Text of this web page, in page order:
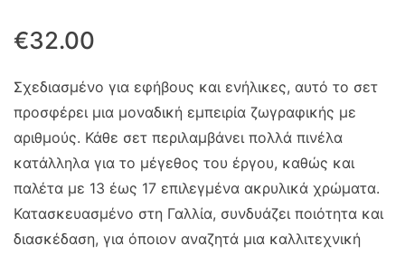
€32.00
Σχεδιασμένο για εφήβους και ενήλικες, αυτό το σετ
προσφέρει μια μοναδική εμπειρία ζωγραφικής με
αριθμούς. Κάθε σετ περιλαμβάνει πολλά πινέλα
κατάλληλα για το μέγεθος του έργου, καθώς και
παλέτα με 13 έως 17 επιλεγμένα ακρυλικά χρώματα.
Κατασκευασμένο στη Γαλλία, συνδυάζει ποιότητα και
διασκέδαση, για όποιον αναζητά μια καλλιτεχνική